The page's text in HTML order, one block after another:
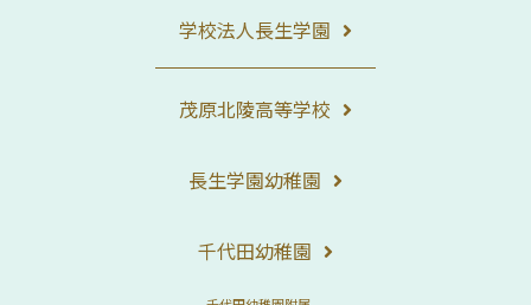
学校法人長生学園
茂原北陵高等学校
長生学園幼稚園
千代田幼稚園